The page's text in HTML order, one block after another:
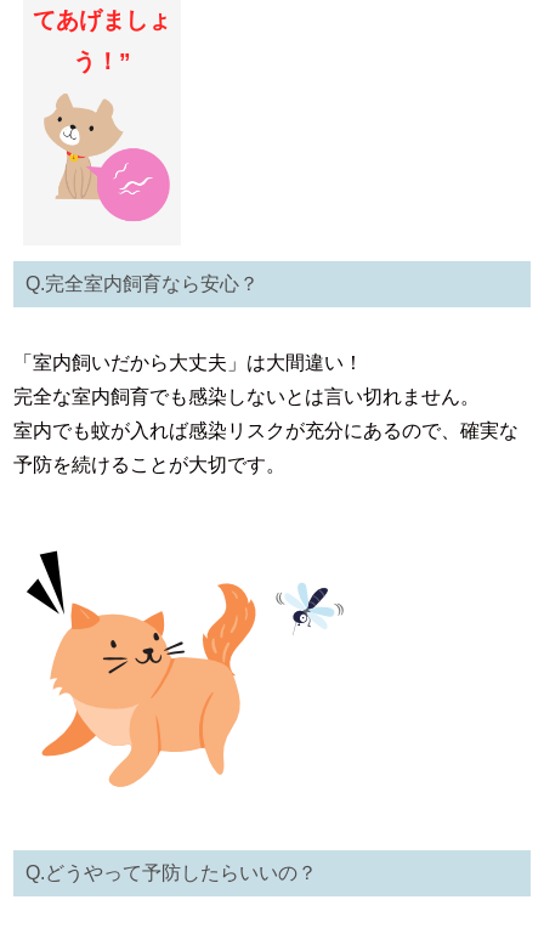
てあげましょ
う！”
Q.完全室内飼育なら安心？
「室内飼いだから大丈夫」は大間違い！
完全な室内飼育でも感染しないとは言い切れません。
室内でも蚊が入れば感染リスクが充分にあるので、確実な
予防を続けることが大切です。
Q.どうやって予防したらいいの？